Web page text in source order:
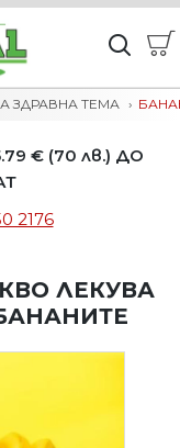
ЗДРАВНА ТЕМА
€ (70 лв.) ДО
2176
ЛЕКУВА